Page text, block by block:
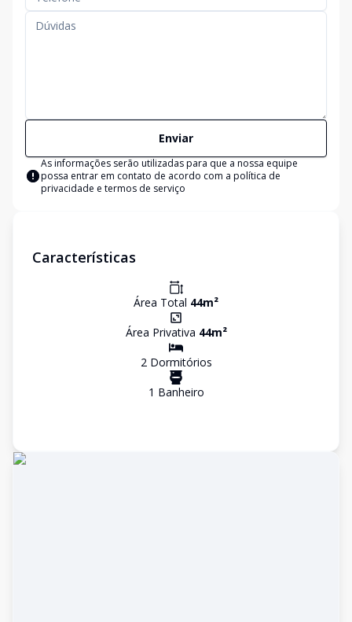
Enviar
As informações serão utilizadas para que a nossa equipe
possa entrar em contato de acordo com a política de
privacidade e termos de serviço
Características
Área Total 44m²
Área Privativa 44m²
2Dormitórios
1 Banheiro